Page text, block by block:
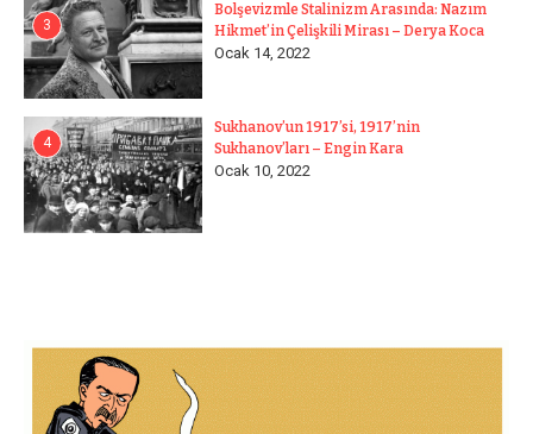
3
Bolşevizmle Stalinizm Arasında: Nazım
Hikmet’in Çelişkili Mirası – Derya Koca
Ocak 14, 2022
4
Sukhanov’un 1917’si, 1917’nin
Sukhanov’ları – Engin Kara
Ocak 10, 2022